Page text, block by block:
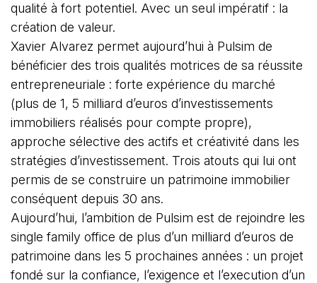
qualité à fort potentiel. Avec un seul impératif : la
création de valeur.
Xavier Alvarez permet aujourd’hui à Pulsim de
bénéficier des trois qualités motrices de sa réussite
entrepreneuriale : forte expérience du marché
(plus de 1, 5 milliard d’euros d’investissements
immobiliers réalisés pour compte propre),
approche sélective des actifs et créativité dans les
stratégies d’investissement. Trois atouts qui lui ont
permis de se construire un patrimoine immobilier
conséquent depuis 30 ans.
Aujourd’hui, l’ambition de Pulsim est de rejoindre les
single family office de plus d’un milliard d’euros de
patrimoine dans les 5 prochaines années : un projet
fondé sur la confiance, l’exigence et l’execution d’un